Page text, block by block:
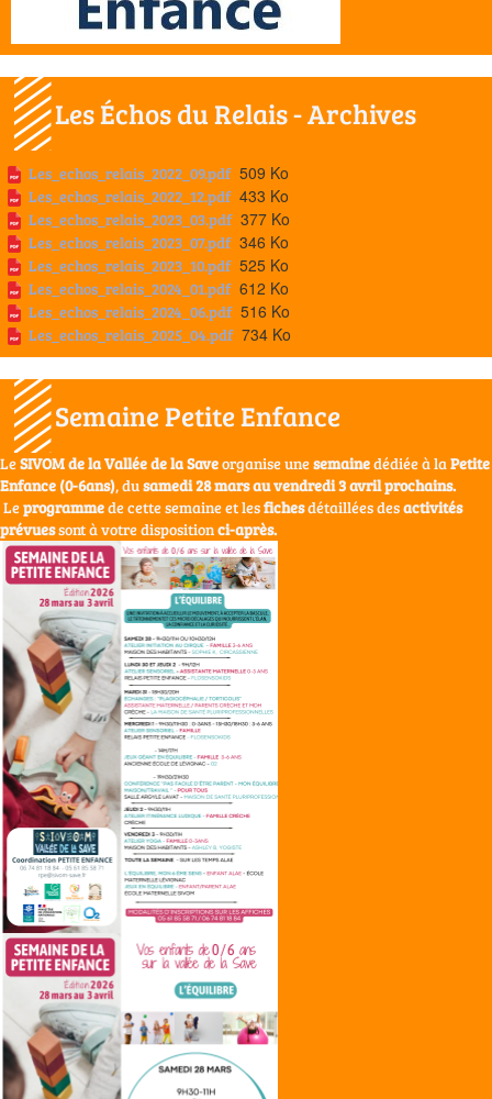
Les Échos du Relais - Archives
Les_echos_relais_2022_09.pdf 509 Ko
Les_echos_relais_2022_12.pdf 433 Ko
Les_echos_relais_2023_03.pdf 377 Ko
Les_echos_relais_2023_07.pdf 346 Ko
Les_echos_relais_2023_10.pdf 525 Ko
Les_echos_relais_2024_01.pdf 612 Ko
Les_echos_relais_2024_06.pdf 516 Ko
Les_echos_relais_2025_04.pdf 734 Ko
Semaine Petite Enfance
LeSIVOM de la Vallée de la Saveorganise unesemainedédiée à laPetite
Enfance (0-6ans), dusamedi 28 mars au vendredi 3 avril prochains.
Leprogrammede cette semaine et lesfichesdétaillées desactivités
prévuessont à votre dispositionci-après.